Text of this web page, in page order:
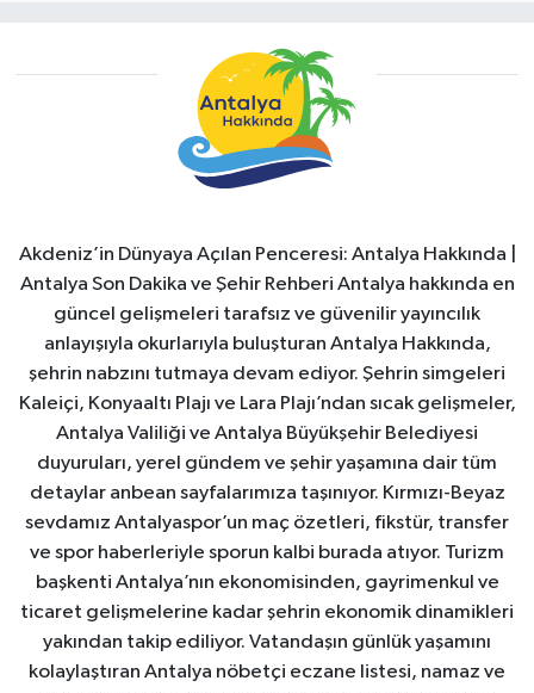
Akdeniz’in Dünyaya Açılan Penceresi: Antalya Hakkında |
Antalya Son Dakika ve Şehir Rehberi Antalya hakkında en
güncel gelişmeleri tarafsız ve güvenilir yayıncılık
anlayışıyla okurlarıyla buluşturan Antalya Hakkında,
şehrin nabzını tutmaya devam ediyor. Şehrin simgeleri
Kaleiçi, Konyaaltı Plajı ve Lara Plajı’ndan sıcak gelişmeler,
Antalya Valiliği ve Antalya Büyükşehir Belediyesi
duyuruları, yerel gündem ve şehir yaşamına dair tüm
detaylar anbean sayfalarımıza taşınıyor. Kırmızı-Beyaz
sevdamız Antalyaspor’un maç özetleri, fikstür, transfer
ve spor haberleriyle sporun kalbi burada atıyor. Turizm
başkenti Antalya’nın ekonomisinden, gayrimenkul ve
ticaret gelişmelerine kadar şehrin ekonomik dinamikleri
yakından takip ediliyor. Vatandaşın günlük yaşamını
kolaylaştıran Antalya nöbetçi eczane listesi, namaz ve